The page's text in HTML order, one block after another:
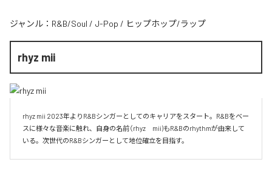
ジャンル： R&B/Soul / J-Pop / ヒップホップ/ラップ
rhyz mii
rhyz mii 2023年よりR&Bシンガーとしてのキャリアをスタート。R&Bをベー
スに様々な音楽に触れ、自身の名前（rhyz　mii)もR&Bのrhythmが由来して
いる。次世代のR&Bシンガーとして地位確立を目指す。